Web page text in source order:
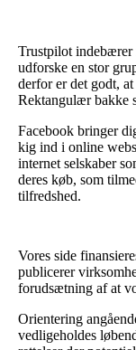
Trustpilot indebærer
udforske en stor
derfor er det godt,
Rektangulær bakke
Facebook bringer
kig ind i online
internet selskaber
deres køb, som
tilfredshed.
Vores side
publicerer
forudsætning af at
Orientering
vedligeholdes